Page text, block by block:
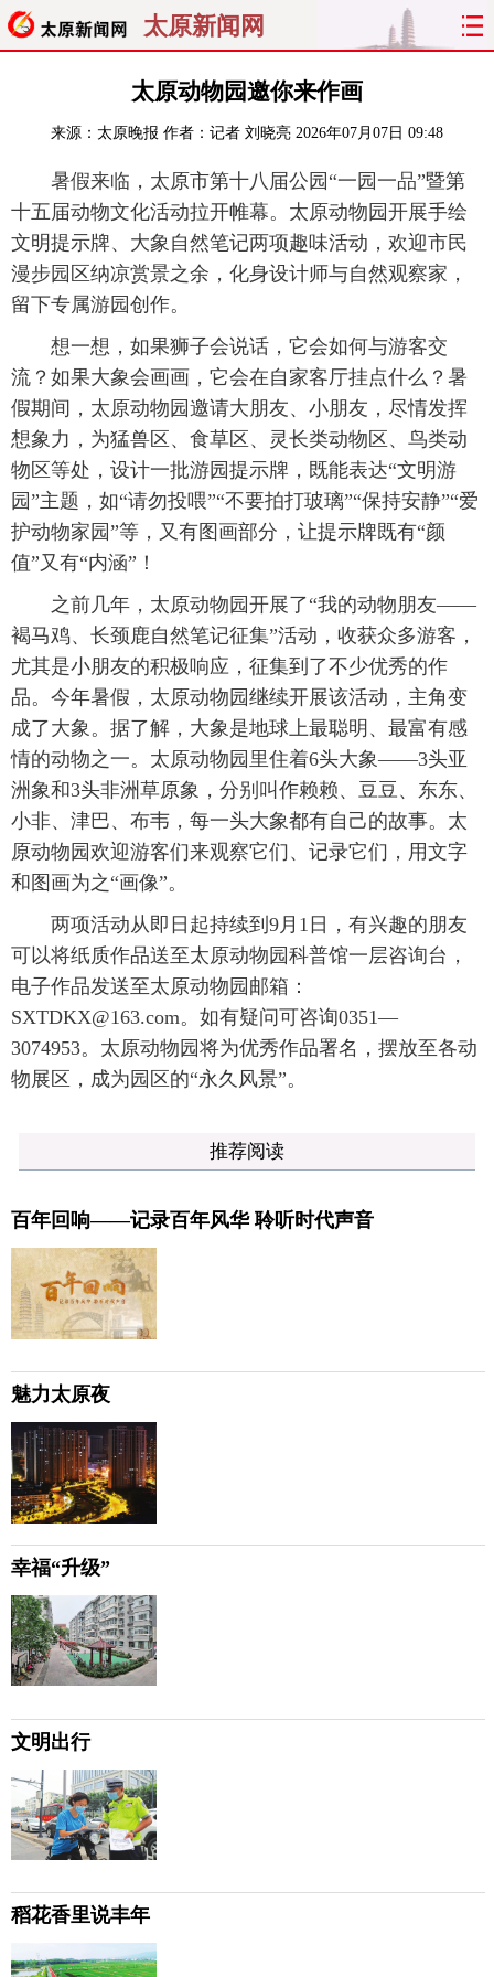
太原新闻网
聚焦 太原
经济 关注 文明 出行
纵横 曝光 综合 专题
旅游 理财 政务 教育
看天下 晋月读
太原日报 太原晚报 热评 社区
太原动物园邀你来作画
来源： 太原晚报 作者：记者 刘晓亮 2026年07月07日 09:48
暑假来临，太原市第十八届公园“一园一品”暨第
十五届动物文化活动拉开帷幕。太原动物园开展手绘
文明提示牌、大象自然笔记两项趣味活动，欢迎市民
漫步园区纳凉赏景之余，化身设计师与自然观察家，
留下专属游园创作。
想一想，如果狮子会说话，它会如何与游客交
流？如果大象会画画，它会在自家客厅挂点什么？暑
假期间，太原动物园邀请大朋友、小朋友，尽情发挥
想象力，为猛兽区、食草区、灵长类动物区、鸟类动
物区等处，设计一批游园提示牌，既能表达“文明游
园”主题，如“请勿投喂”“不要拍打玻璃”“保持安静”“爱
护动物家园”等，又有图画部分，让提示牌既有“颜
值”又有“内涵”！
之前几年，太原动物园开展了“我的动物朋友——
褐马鸡、长颈鹿自然笔记征集”活动，收获众多游客，
尤其是小朋友的积极响应，征集到了不少优秀的作
品。今年暑假，太原动物园继续开展该活动，主角变
成了大象。据了解，大象是地球上最聪明、最富有感
情的动物之一。太原动物园里住着6头大象——3头亚
洲象和3头非洲草原象，分别叫作赖赖、豆豆、东东、
小非、津巴、布韦，每一头大象都有自己的故事。太
原动物园欢迎游客们来观察它们、记录它们，用文字
和图画为之“画像”。
两项活动从即日起持续到9月1日，有兴趣的朋友
可以将纸质作品送至太原动物园科普馆一层咨询台，
电子作品发送至太原动物园邮箱：
SXTDKX@163.com。如有疑问可咨询0351—
3074953。太原动物园将为优秀作品署名，摆放至各动
物展区，成为园区的“永久风景”。
推荐阅读
百年回响——记录百年风华 聆听时代声音
魅力太原夜
幸福“升级”
文明出行
稻花香里说丰年